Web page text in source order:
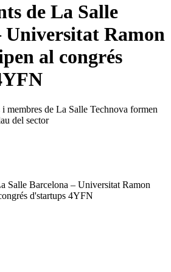
de La Salle
Universitat Ramon
al congrés
membres de La Salle Technova formen
del sector
Salle Barcelona – Universitat Ramon
d'startups 4YFN